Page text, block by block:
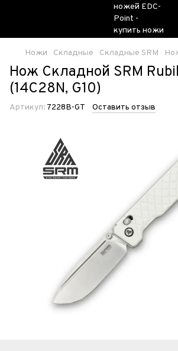
Ножи Складные Складные SRM
Нож Складной SRM
(14C28N, G10)
Артикул: 7228B-GT Оставить отзыв